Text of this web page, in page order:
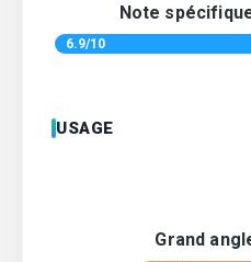
Note
6.9/10
USAGE
Grand